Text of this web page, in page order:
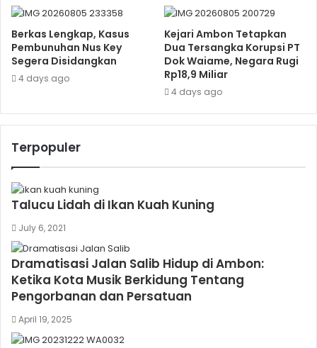
Berkas Lengkap, Kasus
Pembunuhan Nus Key
Segera Disidangkan
4 days ago
Kejari Ambon Tetapkan
Dua Tersangka Korupsi PT
Dok Waiame, Negara Rugi
Rp18,9 Miliar
4 days ago
Terpopuler
Talucu Lidah di Ikan Kuah Kuning
July 6, 2021
Dramatisasi Jalan Salib Hidup di Ambon:
Ketika Kota Musik Berkidung Tentang
Pengorbanan dan Persatuan
April 19, 2025